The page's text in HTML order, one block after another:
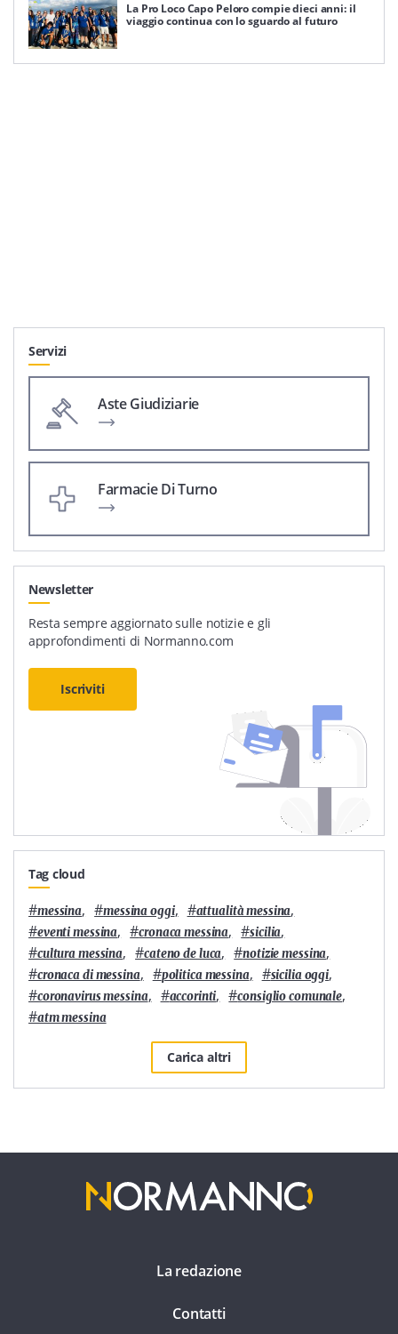
La Pro Loco Capo Peloro compie dieci anni: il
viaggio continua con lo sguardo al futuro
Servizi
Aste Giudiziarie
Farmacie Di Turno
Newsletter
Resta sempre aggiornato sulle notizie e gli
approfondimenti di Normanno.com
Iscriviti
Tag cloud
#messina, #messina oggi, #attualità messina,
#eventi messina, #cronaca messina, #sicilia,
#cultura messina, #cateno de luca, #notizie messina,
#cronaca di messina, #politica messina, #sicilia oggi,
#coronavirus messina, #accorinti, #consiglio comunale,
#atm messina
Carica altri
La redazione
Contatti